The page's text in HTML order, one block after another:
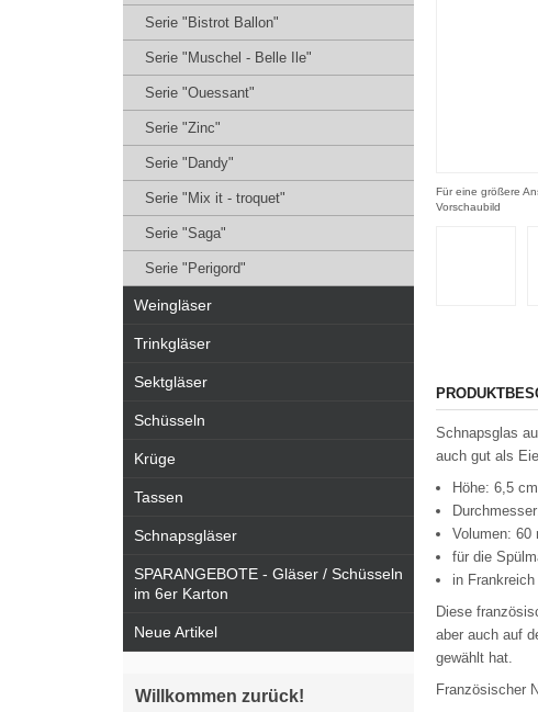
Für eine größere
Vorschaubild
Schnapsglas
auch gut als
Höhe: 6,5 cm
Volumen: 60
für die
in
Diese
aber auch auf
gewählt hat.
Französischer
Serie "Bistrot Ballon"
Serie "Muschel - Belle Ile"
Serie "Ouessant"
Serie "Zinc"
Serie "Dandy"
Serie "Mix it - troquet"
Serie "Saga"
Serie "Perigord"
Weingläser
Trinkgläser
Sektgläser
Schüsseln
Krüge
Tassen
Schnapsgläser
SPARANGEBOTE - Gläser / Schüsseln
im 6er Karton
Neue Artikel
Willkommen zurück!